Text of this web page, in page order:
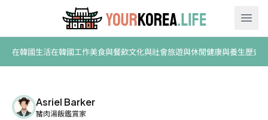
在韓國生活在韓國工作美食與餐飲文化與社會旅遊與休閒健康與養生歷史
Asriel Barker
豬肉湯飯鑑賞家